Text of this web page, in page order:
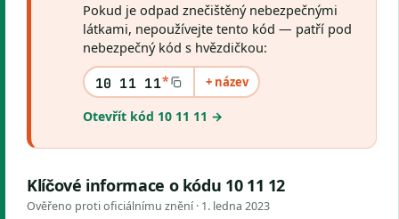
Pokud je odpad znečištěný nebezpečnými
látkami, nepoužívejte tento kód — patří pod
nebezpečný kód s hvězdičkou:
10 11 11* + název
Otevřít kód 10 11 11 →
Klíčové informace o kódu 10 11 12
Ověřeno proti oficiálnímu znění · 1. ledna 2023